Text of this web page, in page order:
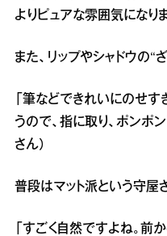
よりピュアな雰囲気になりま
また、リップやシャドウの“
「筆などできれいにのせす
うので、指に取り、ポンポ
さん）
普段はマット派という守屋
「すごく自然ですよね。前